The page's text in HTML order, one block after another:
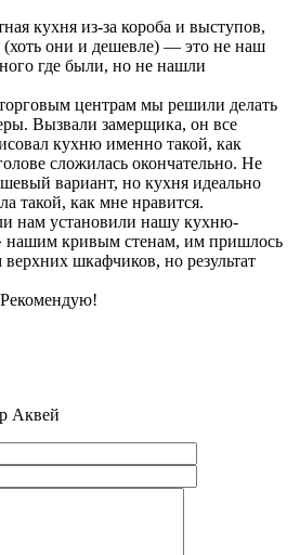
кухня из-за короба и выступов,
(хоть они и дешевле) — это не наш
где были, но не нашли
центрам мы решили делать
Вызвали замерщика, он все
кухню именно такой, как
сложилась окончательно. Не
вариант, но кухня идеально
такой, как мне нравится.
нам установили нашу кухню-
нашим кривым стенам, им пришлось
шкафчиков, но результат
Аквей